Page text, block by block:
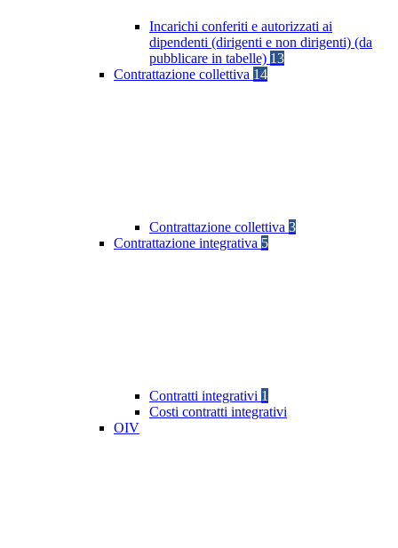
Incarichi conferiti e autorizzati ai
dipendenti (dirigenti e non dirigenti) (da
pubblicare in tabelle) 13
Contrattazione collettiva 14
Contrattazione collettiva 3
Contrattazione integrativa 5
Contratti integrativi 1
Costi contratti integrativi
OIV